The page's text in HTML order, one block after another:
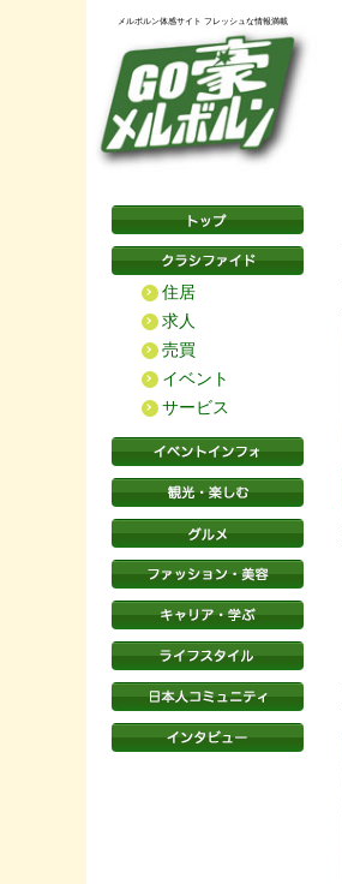
メルボルン体感サイト フレッシュな情報満載
住居
求人
売買
イベント
サービス